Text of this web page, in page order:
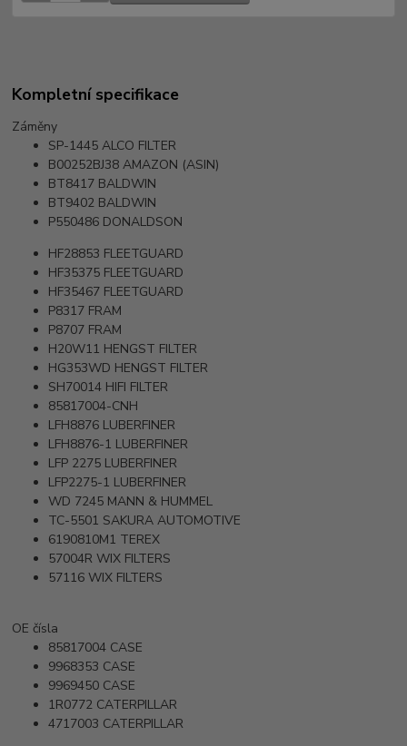
Kompletní specifikace
Záměny
SP-1445 ALCO FILTER
B00252BJ38 AMAZON (ASIN)
BT8417 BALDWIN
BT9402 BALDWIN
P550486 DONALDSON
HF28853 FLEETGUARD
HF35375 FLEETGUARD
HF35467 FLEETGUARD
P8317 FRAM
P8707 FRAM
H20W11 HENGST FILTER
HG353WD HENGST FILTER
SH70014 HIFI FILTER
85817004-CNH
LFH8876 LUBERFINER
LFH8876-1 LUBERFINER
LFP 2275 LUBERFINER
LFP2275-1 LUBERFINER
WD 7245 MANN & HUMMEL
TC-5501 SAKURA AUTOMOTIVE
6190810M1 TEREX
57004R WIX FILTERS
57116 WIX FILTERS
OE čísla
85817004 CASE
9968353 CASE
9969450 CASE
1R0772 CATERPILLAR
4717003 CATERPILLAR